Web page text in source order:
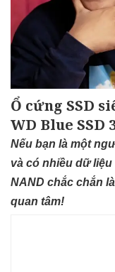
Ổ cứng SSD
WD Blue SSD
Nếu bạn là một
và có nhiều dữ liệu
NAND chắc chắn
quan tâm!